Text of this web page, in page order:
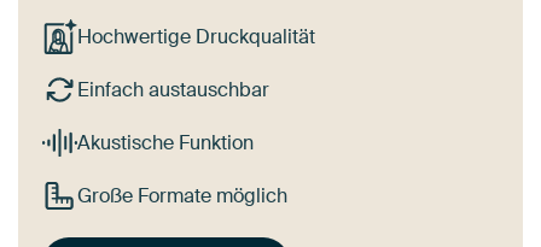
Hochwertige Druckqualität
Einfach austauschbar
Akustische Funktion
Große Formate möglich